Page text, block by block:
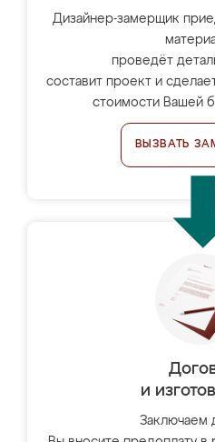
Дизайнер-замерщик
проведёт
составит проект и
стоимости Вашей
ВЫЗВАТЬ
и
Заключаем